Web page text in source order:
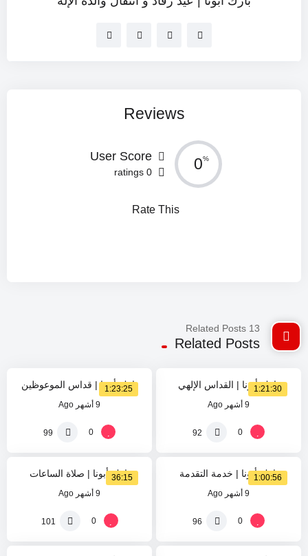
Reviews
0%
User Score
0 ratings
Rate This
13 Related Posts
Related Posts
1:21:30
بارك أبونا | القداس الإلهي
9 أشهر Ago
0
92
1:23:25
بارك أبونا | قداس الموعوظين
9 أشهر Ago
0
99
1:00:56
بارك أبونا | خدمة التقدمة
9 أشهر Ago
0
96
36:15
بارك أبونا | صلاة الساعات
9 أشهر Ago
0
101